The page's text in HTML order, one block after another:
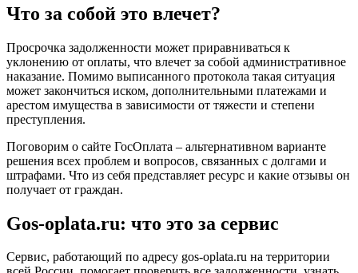
Что за собой это влечет?
Просрочка задолженности может приравниваться к
уклонению от оплаты, что влечет за собой административное
наказание. Помимо выписанного протокола такая ситуация
может закончиться иском, дополнительными платежами и
арестом имущества в зависимости от тяжести и степени
преступления.
Поговорим о сайте ГосОплата – альтернативном варианте
решения всех проблем и вопросов, связанных с долгами и
штрафами. Что из себя представляет ресурс и какие отзывы он
получает от граждан.
Gos-oplata.ru: что это за сервис
Сервис, работающий по адресу gos-oplata.ru на территории